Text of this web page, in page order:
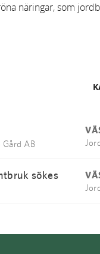
näringar, som
AB
sökes